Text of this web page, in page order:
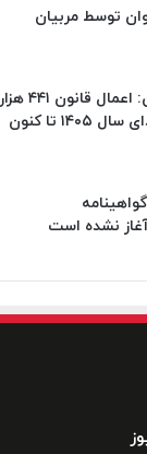
توسط مربیان
فاجعه موتورسواری در ایران: اعمال قانون ۴۴۱ هزار
تخلف موتورسیکلت از ابتدای سال ۱۴۰۵ تا کنون
نشده است